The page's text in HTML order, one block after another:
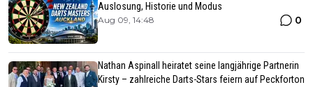
Auslosung, Historie und Modus
Aug 09, 14:48 0
Nathan Aspinall heiratet seine langjährige Partnerin
Kirsty – zahlreiche Darts-Stars feiern auf Peckforton